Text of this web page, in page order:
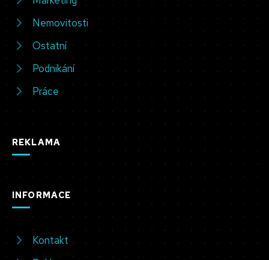
Nemovitosti
Ostatní
Podnikání
Práce
REKLAMA
INFORMACE
Kontakt